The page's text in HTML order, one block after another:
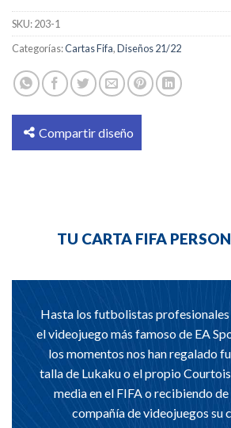
SKU:203-1
Categorías:Cartas Fifa,Diseños 21/22
Compartir diseño
TU CARTA FIFA
Hasta los futbolistas profesionales
el videojuego más famoso de EA
los momentos nos han regalado
talla de Lukaku o el propio
media en el FIFA o recibiendo de
compañía de videojuegos su